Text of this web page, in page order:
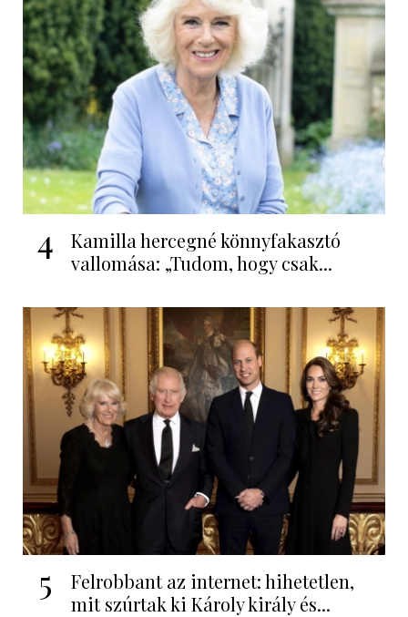
4
Kamilla hercegné könnyfakasztó
vallomása: „Tudom, hogy csak...
5
Felrobbant az internet: hihetetlen,
mit szúrtak ki Károly király és...